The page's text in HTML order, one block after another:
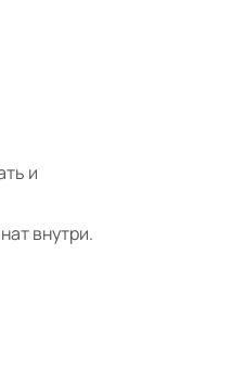
и
внутри.